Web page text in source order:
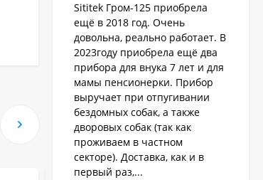
Sititek Гром-125 приобрела
ещё в 2018 год. Очень
довольна, реально работает. В
2023году приобрела ещё два
прибора для внука 7 лет и для
мамы пенсионерки. Прибор
выручает при отпугивании
бездомных собак, а также
дворовых собак (так как
проживаем в частном
секторе). Доставка, как и в
первый раз,...